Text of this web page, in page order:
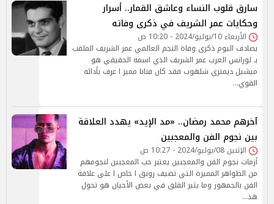
سارق قلوب النساء وعاشق القمار.. أسرار
وحكايات عمر الشريف في ذكرى وفاته
الأربعاء 10/يوليو/2024 - 10:20 ص
يصادف اليوم ذكرى وفاة النجم العالمي عمر الشريف الملقب
بـ لورانس العرب عمر الشريف الذي اسمه الحقيقي هو
ميشيل ديمتري شلهوب فقد كان فنانا مميز ا عرف بأدائه
القوي…
آخرهم محمد رمضان.. «مد الإيد» يهدد العلاقة
بين نجوم الفن والمعجبين
الإثنين 08/يوليو/2024 - 10:27 ص
أزمات نجوم الفن والمعجبين يعتبر حب المعجبين لنجومهم
من الظواهر المميزة التي تضيف رونق ا خاص ا على علاقة
الفن بالجمهور وما يثير القلق في بعض الأحيان هو تحول
هذ…